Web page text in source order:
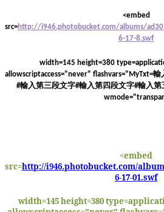
<embed
src=http://i946.photobucket.com/albums/
6-17-8.swf
width=145 height=380
allowscriptaccess="never" flashvars="MyTxt=輸
#輸入第三段文字#輸入第四段文字#輸入第
<embed
src=http://i946.photobucket.com/
6-17-01.swf
width=145 height=380